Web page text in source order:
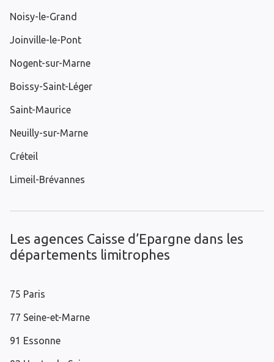
Noisy-le-Grand
Joinville-le-Pont
Nogent-sur-Marne
Boissy-Saint-Léger
Saint-Maurice
Neuilly-sur-Marne
Créteil
Limeil-Brévannes
Les agences Caisse d’Epargne dans les
départements limitrophes
75 Paris
77 Seine-et-Marne
91 Essonne